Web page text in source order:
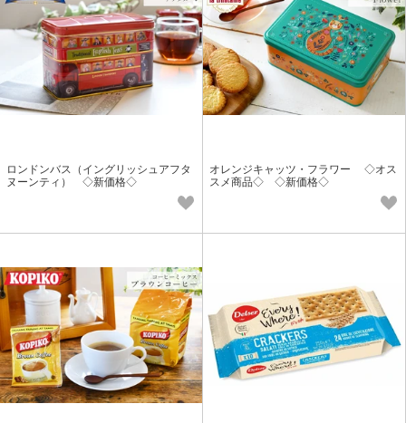
ロンドンバス（イングリッシュアフタ
ヌーンティ） ◇新価格◇
オレンジキャッツ・フラワー ◇オス
スメ商品◇ ◇新価格◇